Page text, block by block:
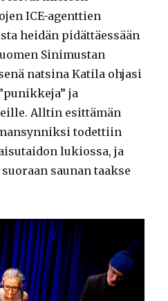
ICE-agenttien
heidän pidättäessään
Sinimustan
natsina Katila ohjasi
ja
Alltin esittämän
todettiin
lukiossa, ja
saunan taakse